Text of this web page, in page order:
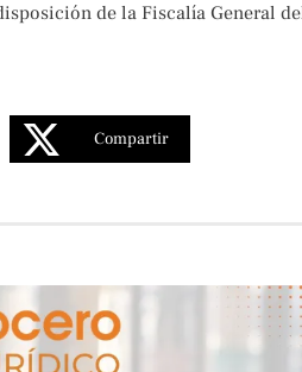
de la Fiscalía General
Compartir